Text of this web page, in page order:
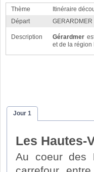
Thème
Itinéraire
Départ
GERARDMER
Description Gérardmer
et de la région
Jour 1
Les Hautes-
Au coeur des